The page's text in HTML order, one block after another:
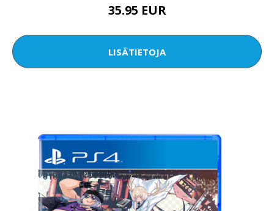
35.95 EUR
LISÄTIETOJA